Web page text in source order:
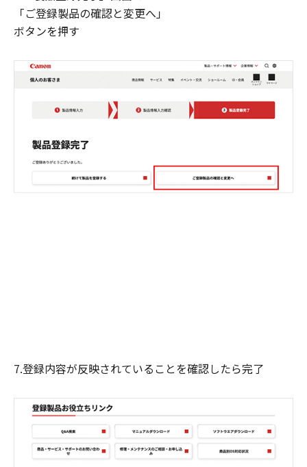
「ご登録製品の確認と変更へ」
ボタンを押す
7.登録内容が反映されていることを確認したら完了